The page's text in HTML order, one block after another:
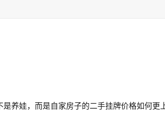
养娃，而是自家房子的二手挂牌价格如何更